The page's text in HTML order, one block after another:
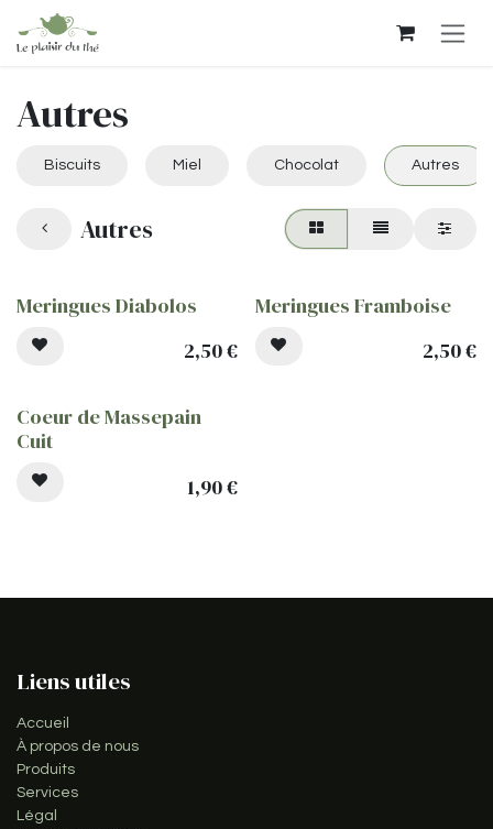
Se rendre au contenu
Autres
Biscuits Miel Chocolat Autres
Autres
Meringues Diabolos
2,50€
Meringues Framboise
2,50€
Coeur de Massepain
Cuit
1,90€
Liens utiles
Accueil
À propos de nous
Produits
Services
Légal